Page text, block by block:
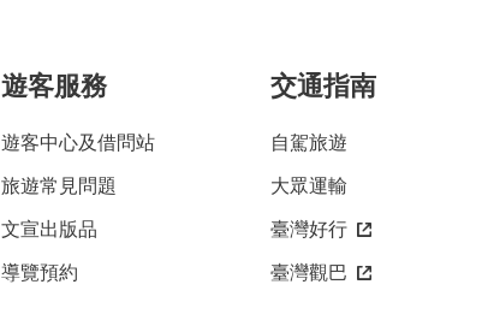
遊客服務
遊客中心及借問站
旅遊常見問題
文宣出版品
導覽預約
交通指南
自駕旅遊
大眾運輸
臺灣好行
臺灣觀巴